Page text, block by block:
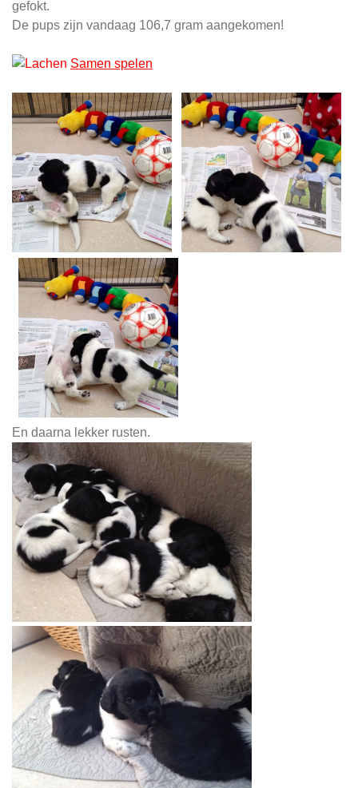
gefokt.
De pups zijn vandaag 106,7 gram aangekomen!
Samen spelen
En daarna lekker rusten.